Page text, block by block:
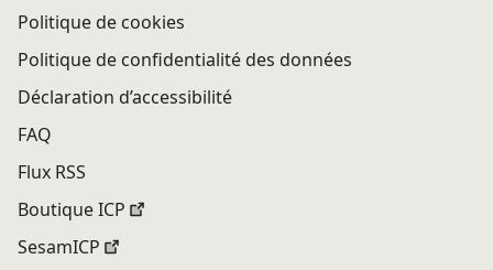
Politique de cookies
Politique de confidentialité des données
Déclaration d’accessibilité
FAQ
Flux RSS
Boutique ICP
SesamICP